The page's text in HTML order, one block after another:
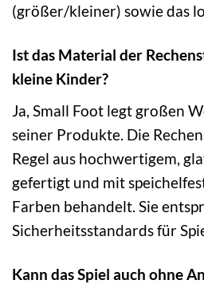
(größer/kleiner) sowie das
Ist das Material der
kleine Kinder?
Ja, Small Foot legt großen
seiner Produkte. Die
Regel aus hochwertigem,
gefertigt und mit
Farben behandelt. Sie
Sicherheitsstandards für
Kann das Spiel auch ohne